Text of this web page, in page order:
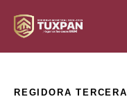
REGIDORA TERCERA